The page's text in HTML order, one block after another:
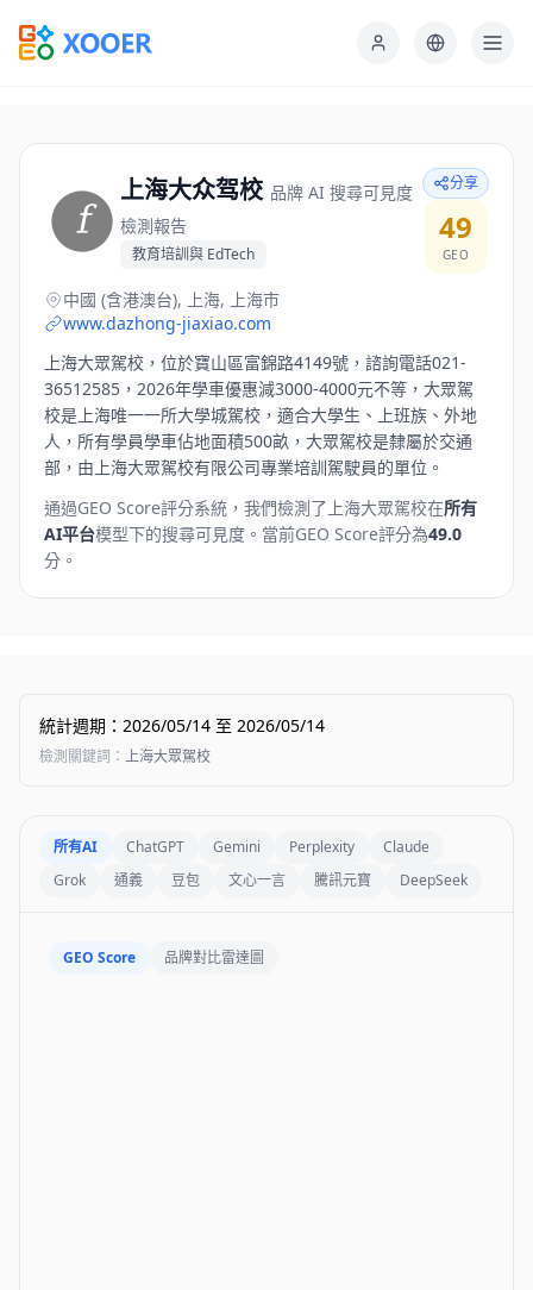
上海大众驾校 品牌 AI 搜尋可見度
檢測報告
教育培訓與 EdTech
分享
49
GEO
中國 (含港澳台), 上海, 上海市
www.dazhong-jiaxiao.com
上海大眾駕校，位於寶山區富錦路4149號，諮詢電話021-
36512585，2026年學車優惠減3000-4000元不等，大眾駕
校是上海唯一一所大學城駕校，適合大學生、上班族、外地
人，所有學員學車佔地面積500畝，大眾駕校是隸屬於交通
部，由上海大眾駕校有限公司專業培訓駕駛員的單位。
通過GEO Score評分系統，我們檢測了 上海大眾駕校在所有
AI平台模型下的搜尋可見度。 當前GEO Score評分為49.0
分。
統計週期 ： 2026/05/14 至 2026/05/14
檢測關鍵詞 ： 上海大眾駕校
所有AI ChatGPT Gemini Perplexity
Claude
Grok
通義 豆包 文心一言 騰訊元寶 DeepSeek
GEO Score 品牌對比雷達圖